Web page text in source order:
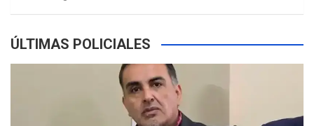
ÚLTIMAS POLICIALES